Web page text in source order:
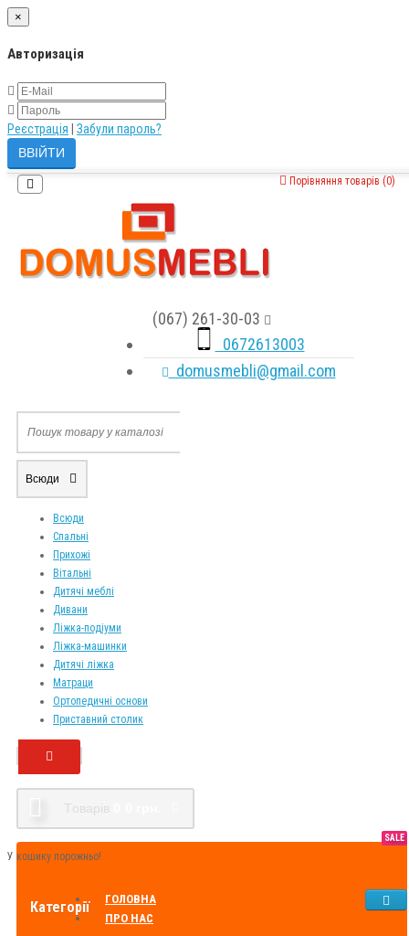
×
Авторизація
Реєстрація Забули пароль?
Порівняння товарів (0)
(067) 261-30-03
0672613003
domusmebli@gmail.com
Всюди
Всюди
Спальні
Прихожі
Вітальні
Дитячі меблі
Дивани
Ліжка-подіуми
Ліжка-машинки
Дитячі ліжка
Матраци
Ортопедичні основи
Приставний столик
Tоварів
У кошику порожньо!
Категорії
ГОЛОВНА
ПРО НАС
SALE